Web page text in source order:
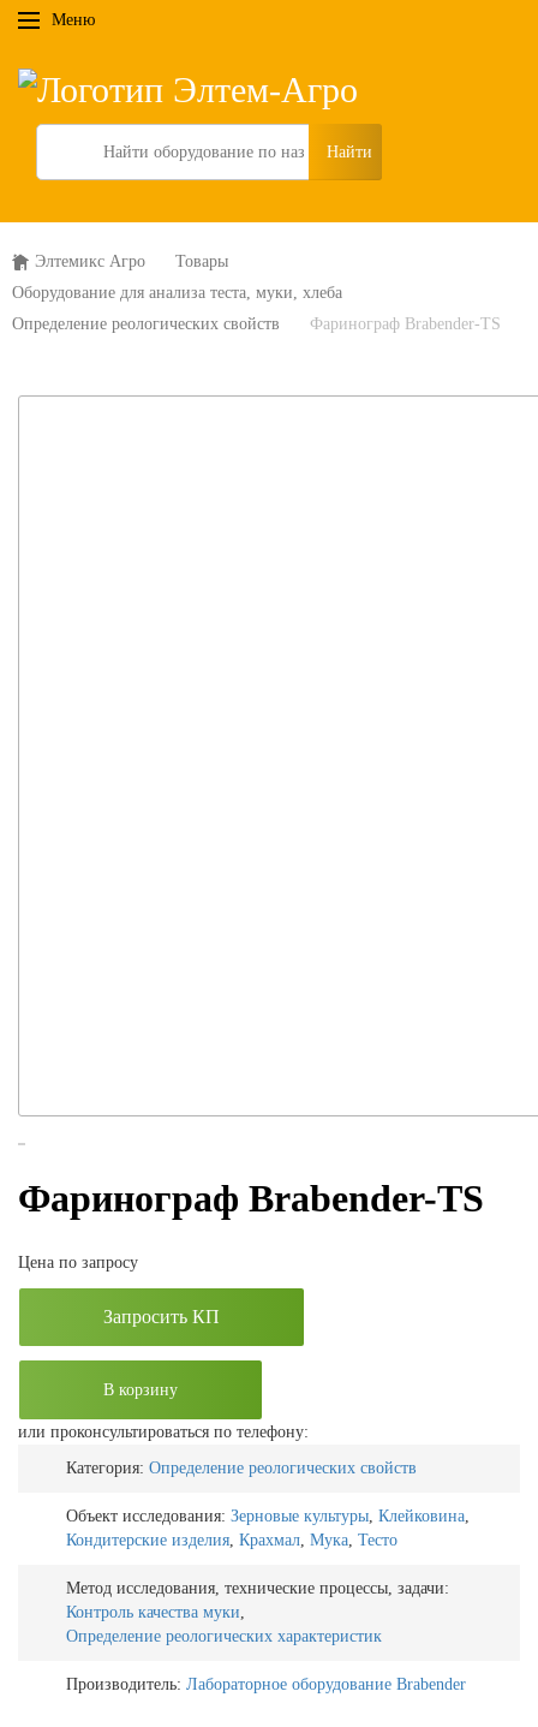
Меню
Search
Элтемикс Агро
Товары
Оборудование для анализа теста, муки, хлеба
Определение реологических свойств
Фаринограф Brabender-TS
Фаринограф Brabender-TS
Цена по запросу
Запросить КП
В корзину
или проконсультироваться по телефону:
Категория: Определение реологических свойств
Объект исследования: Зерновые культуры Клейковина
Кондитерские изделия Крахмал Мука Тесто
Метод исследования, технические процессы, задачи:
Контроль качества муки
Определение реологических характеристик
Производитель: Лабораторное оборудование Brabender